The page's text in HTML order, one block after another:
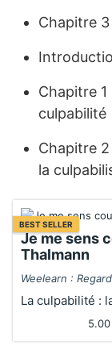
Chapitre
Chapitre 1
culpabilité
Chapitre
la
BEST SELLER
Je me sens
Thalmann
Weelearn :
La culpabilité :